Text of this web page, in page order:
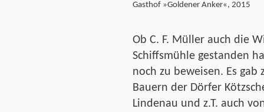
Gasthof »Goldener Anker«, 2015
Ob C. F. Müller auch die
Schiffsmühle gestanden
noch zu beweisen. Es
Bauern der Dörfer
Lindenau und z.T. auch